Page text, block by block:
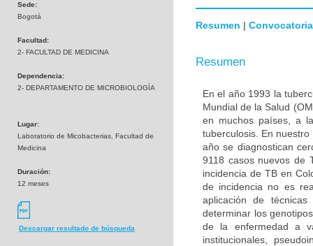
Sede:
Bogotá
Facultad:
2- FACULTAD DE MEDICINA
Dependencia:
2- DEPARTAMENTO DE MICROBIOLOGÍA
Lugar:
Laboratorio de Micobacterias, Facultad de
Medicina
Duración:
12 meses
Descargar resultado de búsqueda
Resumen | Convocatoria
Resumen
En el año 1993 la
Mundial de la Salud
en muchos países, a
tuberculosis. En
año se diagnostican
9118 casos nuevos de
incidencia de TB en
de incidencia no es
aplicación de
determinar los
de la enfermedad a
institucionales,